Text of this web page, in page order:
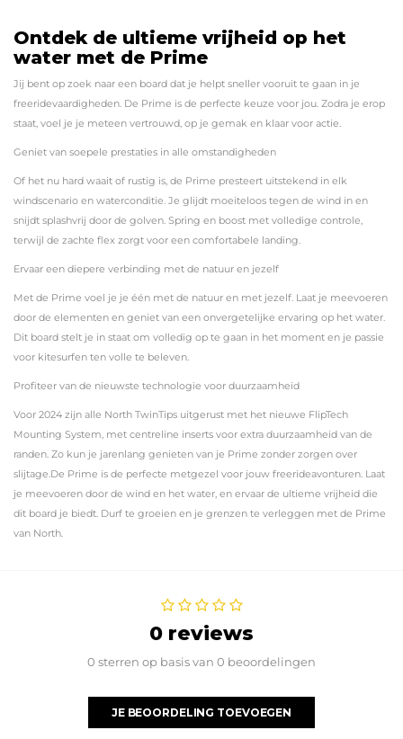
Ontdek de ultieme vrijheid op het
water met de Prime
Jij bent op zoek naar een board dat je helpt sneller vooruit te gaan in je
freeridevaardigheden. De Prime is de perfecte keuze voor jou. Zodra je erop
staat, voel je je meteen vertrouwd, op je gemak en klaar voor actie.
Geniet van soepele prestaties in alle omstandigheden
Of het nu hard waait of rustig is, de Prime presteert uitstekend in elk
windscenario en waterconditie. Je glijdt moeiteloos tegen de wind in en
snijdt splashvrij door de golven. Spring en boost met volledige controle,
terwijl de zachte flex zorgt voor een comfortabele landing.
Ervaar een diepere verbinding met de natuur en jezelf
Met de Prime voel je je één met de natuur en met jezelf. Laat je meevoeren
door de elementen en geniet van een onvergetelijke ervaring op het water.
Dit board stelt je in staat om volledig op te gaan in het moment en je passie
voor kitesurfen ten volle te beleven.
Profiteer van de nieuwste technologie voor duurzaamheid
Voor 2024 zijn alle North TwinTips uitgerust met het nieuwe FlipTech
Mounting System, met centreline inserts voor extra duurzaamheid van de
randen. Zo kun je jarenlang genieten van je Prime zonder zorgen over
slijtage.De Prime is de perfecte metgezel voor jouw freerideavonturen. Laat
je meevoeren door de wind en het water, en ervaar de ultieme vrijheid die
dit board je biedt. Durf te groeien en je grenzen te verleggen met de Prime
van North.
0 reviews
0 sterren op basis van 0 beoordelingen
JE BEOORDELING TOEVOEGEN